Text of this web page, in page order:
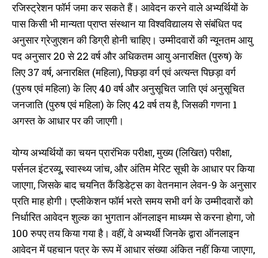
रजिस्ट्रेशन फॉर्म जमा कर सकते हैं। आवेदन करने वाले अभ्यर्थियों के
पास किसी भी मान्यता प्राप्त संस्थान या विश्वविद्यालय से संबंधित पद
अनुसार ग्रेजुएशन की डिग्री होनी चाहिए। उम्मीदवारों की न्यूनतम आयु
पद अनुसार 20 से 22 वर्ष और अधिकतम आयु अनारक्षित (पुरुष) के
लिए 37 वर्ष, अनारक्षित (महिला), पिछड़ा वर्ग एवं अत्यन्त पिछड़ा वर्ग
(पुरुष एवं महिला) के लिए 40 वर्ष और अनुसूचित जाति एवं अनुसूचित
जनजाति (पुरुष एवं महिला) के लिए 42 वर्ष तय है, जिसकी गणना 1
अगस्त के आधार पर की जाएगी।
योग्य अभ्यर्थियों का चयन प्रारंभिक परीक्षा, मुख्य (लिखित) परीक्षा,
पर्सनल इंटरव्यू, स्वास्थ्य जांच, और अंतिम मेरिट सूची के आधार पर किया
जाएगा, जिसके बाद चयनित कैंडिडेट्स का वेतनमान लेवन-9 के अनुसार
प्रति माह होगी। एप्लीकेशन फॉर्म भरते समय सभी वर्ग के उम्मीदवारों को
निर्धारित आवेदन शुल्क का भुगतान ऑनलाइन माध्यम से करना होगा, जो
100 रुपए तय किया गया है। वहीं, वे अभ्यर्थी जिनके द्वारा ऑनलाइन
आवेदन में पहचान पत्र के रूप में आधार संख्या अंकित नहीं किया जाएगा,